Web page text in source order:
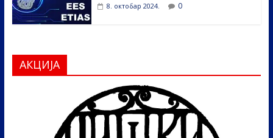
8. октобар 2024. 0
АКЦИЈА